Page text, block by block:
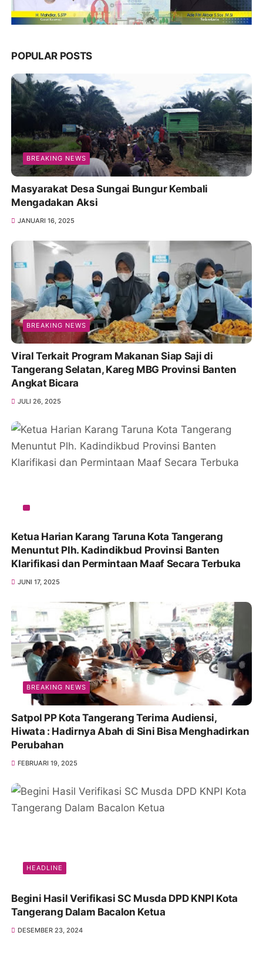
POPULAR POSTS
BREAKING NEWS
Masyarakat Desa Sungai Bungur Kembali
Mengadakan Aksi
JANUARI 16, 2025
BREAKING NEWS
Viral Terkait Program Makanan Siap Saji di
Tangerang Selatan, Kareg MBG Provinsi Banten
Angkat Bicara
JULI 26, 2025
Ketua Harian Karang Taruna Kota Tangerang
Menuntut Plh. Kadindikbud Provinsi Banten
Klarifikasi dan Permintaan Maaf Secara Terbuka
JUNI 17, 2025
BREAKING NEWS
Satpol PP Kota Tangerang Terima Audiensi,
Hiwata : Hadirnya Abah di Sini Bisa Menghadirkan
Perubahan
FEBRUARI 19, 2025
HEADLINE
Begini Hasil Verifikasi SC Musda DPD KNPI Kota
Tangerang Dalam Bacalon Ketua
DESEMBER 23, 2024